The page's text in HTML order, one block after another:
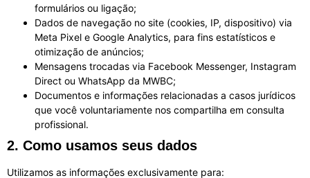
formulários ou ligação;
Dados de navegação no site (cookies, IP, dispositivo) via
Meta Pixel e Google Analytics, para fins estatísticos e
otimização de anúncios;
Mensagens trocadas via Facebook Messenger, Instagram
Direct ou WhatsApp da MWBC;
Documentos e informações relacionadas a casos jurídicos
que você voluntariamente nos compartilha em consulta
profissional.
2. Como usamos seus dados
Utilizamos as informações exclusivamente para: